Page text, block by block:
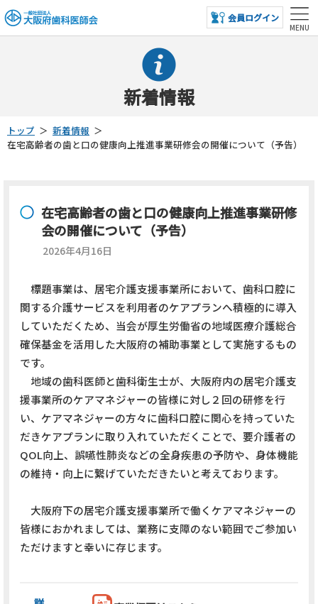
会員ログイン
新着情報
トップ ＞ 新着情報 ＞
在宅高齢者の歯と口の健康向上推進事業研修会の開催について（予告）
在宅高齢者の歯と口の健康向上推進事業研修
会の開催について（予告）
2026年4月16日
標題事業は、居宅介護支援事業所において、歯科口腔に
関する介護サービスを利用者のケアプランへ積極的に導入
していただくため、当会が厚生労働省の地域医療介護総合
確保基金を活用した大阪府の補助事業として実施するもの
です。
地域の歯科医師と歯科衛生士が、大阪府内の居宅介護支
援事業所のケアマネジャーの皆様に対し２回の研修を行
い、ケアマネジャーの方々に歯科口腔に関心を持っていた
だきケアプランに取り入れていただくことで、要介護者の
QOL向上、誤嚥性肺炎などの全身疾患の予防や、身体機能
の維持・向上に繋げていただきたいと考えております。
大阪府下の居宅介護支援事業所で働くケアマネジャーの
皆様におかれましては、業務に支障のない範囲でご参加い
ただけますと幸いに存じます。